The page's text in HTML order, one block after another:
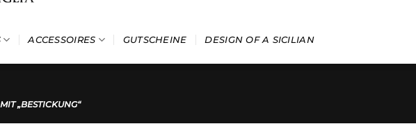
ACCESSOIRES GUTSCHEINE DESIGN OF A SICILIAN
„BESTICKUNG“